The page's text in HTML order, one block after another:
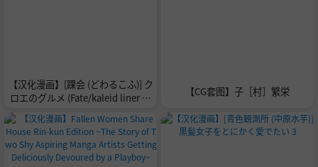
【汉化漫画】[踝会 (どわるこふ)] ク
ロエのグルメ (Fate/kaleid liner プ
リズマ☆イリヤ) [中国翻訳] [DL版]
【CG套图】子［村］繁栄